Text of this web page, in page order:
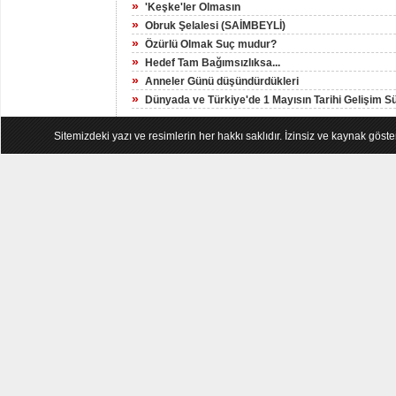
» 'Keşke'ler Olmasın
» Obruk Şelalesi (SAİMBEYLİ)
» Özürlü Olmak Suç mudur?
» Hedef Tam Bağımsızlıksa...
» Anneler Günü düşündürdükleri
» Dünyada ve Türkiye'de 1 Mayısın Tarihi Gelişim
Sitemizdeki yazı ve resimlerin her hakkı saklıdır. İzinsiz ve kaynak